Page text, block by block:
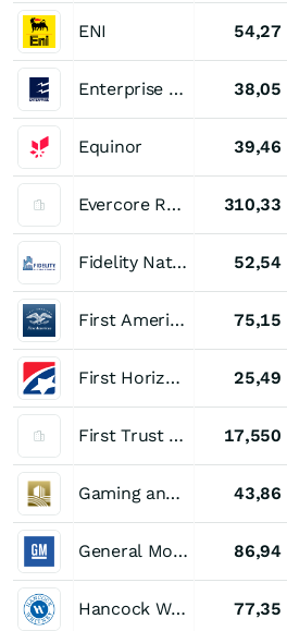
ENI 54,27
Enterprise Products Partners 38,05
Equinor 39,46
Evercore Registered (A) 310,33
Fidelity National Financial FNF Group 52,54
First American Financial 75,15
First Horizon Corporation 25,49
First Trust Intermediate Duration Preferred & Income Fund 17,550
Gaming and Leisure Properties 43,86
General Motors 86,94
Hancock Whitney Corporation 77,35